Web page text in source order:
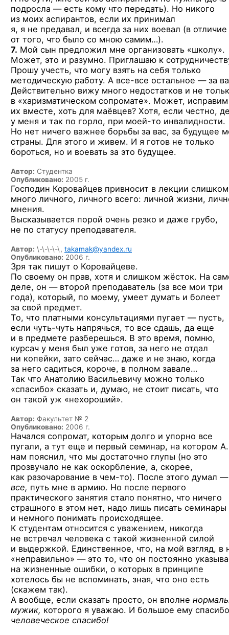
подросла — есть кому что передать). Но никого
из моих аспирантов, если их принимал
я, я не предавал, и всегда за них воевал (в отличие
от того, что было со мною самим…).
7. Мой сын предложил мне организовать «школу».
Может, это и разумно. Приглашаю к
Прошу учесть, что могу взять на себя только
методическую работу. А все-все остальное — за
Действительно вижу много недостатков и не
в «харизматическом сопромате». Может, исправим
их вместе, хоть для маёвцев? Хотя, если честно,
у меня и так по горло, при моей-то инвалидности.
Но нет ничего важнее борьбы за вас, за будущее
страны. Для этого и живем. И я готов не только
бороться, но и воевать за это будущее.
Автор: Студентка
Опубликовано: 2005 г.
Господин Коровайцев привносит в лекции слишком
много личного, личного всего: личной жизни,
мнения.
Высказывается порой очень резко и даже грубо,
не по статусу преподавателя.
Автор: \-\-\-\-\, takamak@yandex.ru
Опубликовано: 2006 г.
Зря так пишут о Коровайцеве.
По своему он прав, хотя и слишком жёсток. На
деле, он — второй преподаватель (за все мои три
года), который, по моему, умеет думать и болеет
за свой предмет.
То, что платными консультациями пугает — пусть,
если чуть-чуть напрячься, то все сдашь, да еще
и в предмете разберешься. В это время, помню,
курсач у меня был уже готов, за него не отдал
ни копейки, зато сейчас… даже и не знаю, когда
за него садиться, короче, в полном завале…
Так что Анатолию Васильевичу можно только
«спасибо» сказать и, думаю, не стоит писать, что
он такой уж «нехороший».
Автор: Факультет № 2
Опубликовано: 2006 г.
Начался сопромат, которым долго и упорно все
пугали, а тут еще и первый семинар, на котором
нам пояснил, что мы достаточно глупы (но это
прозвучало не как оскорбление, а, скорее,
как разочарование в чем-то). После этого думал —
все, путь мне в армию. Но после первого
практического занятия стало понятно, что ничего
страшного в этом нет, надо лишь писать семинары
и немного понимать происходящее.
К студентам относится с уважением, никогда
не встречал человека с такой жизненной силой
и выдержкой. Единственное, что, на мой взгляд, в
«неправильно» — это то, что он постоянно
на жизненные ошибки, о которых в принципе
хотелось бы не вспоминать, зная, что оно есть
(скажем так).
А вообще, если сказать просто, он вполне
мужик, которого я уважаю. И большое ему
человеческое спасибо!